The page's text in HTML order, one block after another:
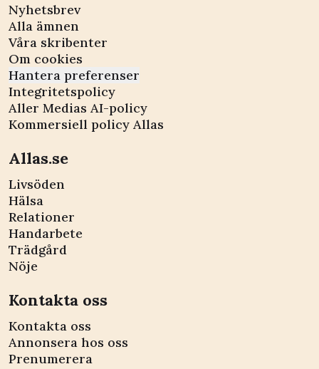
Nyhetsbrev
Alla ämnen
Våra skribenter
Om cookies
Hantera preferenser
Integritetspolicy
Aller Medias AI-policy
Kommersiell policy Allas
Allas.se
Livsöden
Hälsa
Relationer
Handarbete
Trädgård
Nöje
Kontakta oss
Kontakta oss
Annonsera hos oss
Prenumerera